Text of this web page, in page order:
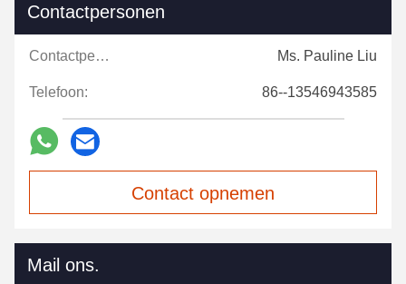
Contactpersonen
Contactpersonen: Ms. Pauline Liu
Telefoon: 86--13546943585
Contact opnemen
Mail ons.